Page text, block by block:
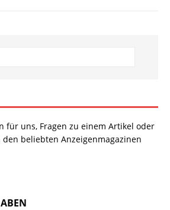
für uns, Fragen zu einem Artikel oder
beliebten Anzeigenmagazinen